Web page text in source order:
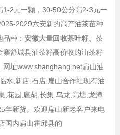
2元一颗，30-50公分高2-3元一
2029六安新的高产油茶苗种
种： 安徽大量回收茶叶籽、茶
舒城县油茶籽高价收购油茶籽
址www.shanghang.net扁山油
水,新店,石店,扁山合作社现有油
,花园,扈胡,长集,乌龙,高塘,龙潭
年新货。欢迎扁山新老客户来电